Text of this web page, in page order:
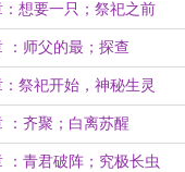
：想要一只；祭祀之前
：师父的最；探查
：祭祀开始，神秘生灵
：齐聚；白离苏醒
：青君破阵；究极长虫